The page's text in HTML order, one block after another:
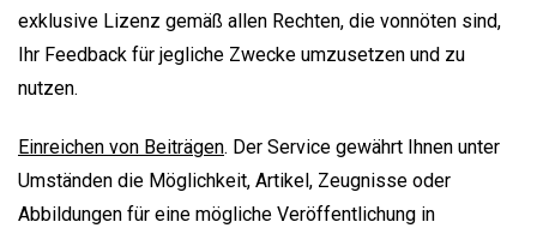
exklusive Lizenz gemäß allen Rechten, die vonnöten sind,
Ihr Feedback für jegliche Zwecke umzusetzen und zu
nutzen.
Einreichen von Beiträgen. Der Service gewährt Ihnen unter
Umständen die Möglichkeit, Artikel, Zeugnisse oder
Abbildungen für eine mögliche Veröffentlichung in